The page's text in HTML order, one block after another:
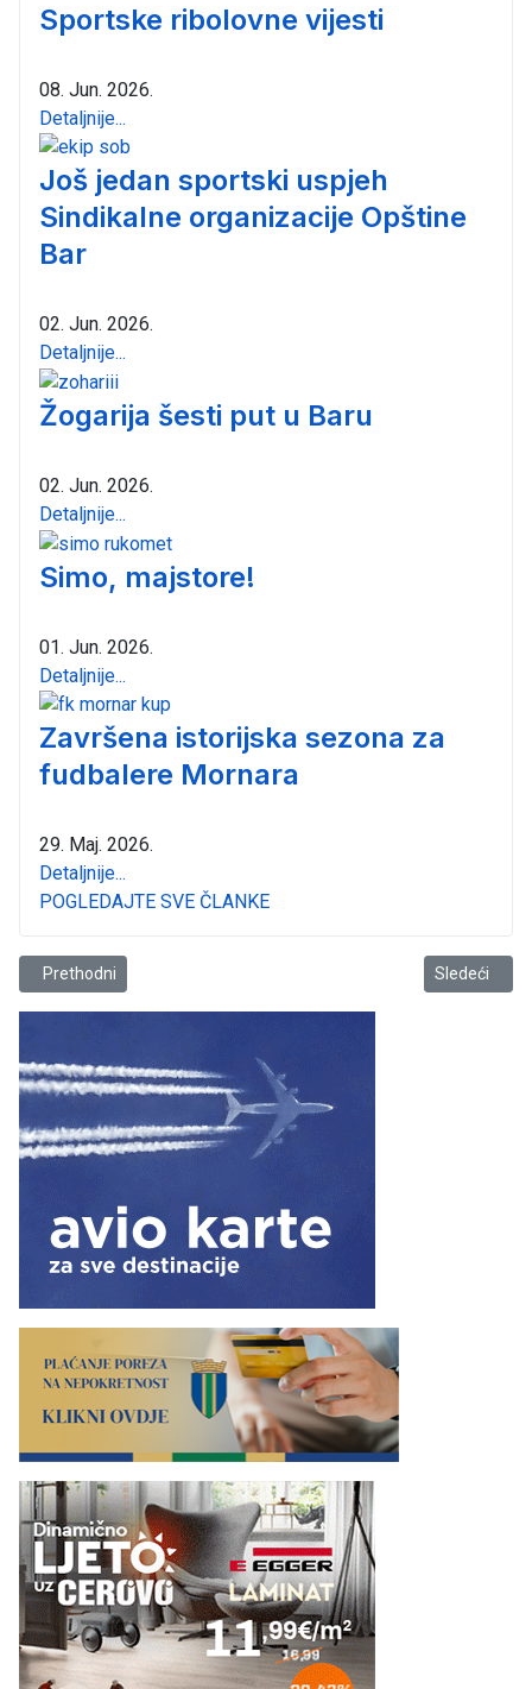
Sportske ribolovne vijesti
08. Jun. 2026.
Detaljnije...
Još jedan sportski uspjeh
Sindikalne organizacije Opštine
Bar
02. Jun. 2026.
Detaljnije...
Žogarija šesti put u Baru
02. Jun. 2026.
Detaljnije...
Simo, majstore!
01. Jun. 2026.
Detaljnije...
Završena istorijska sezona za
fudbalere Mornara
29. Maj. 2026.
Detaljnije...
POGLEDAJTE SVE ČLANKE
Prethodni članak: Peti memorijalni turnir “Milenko Mićko Obradović”
Prethodni Sledeći
Sledeći